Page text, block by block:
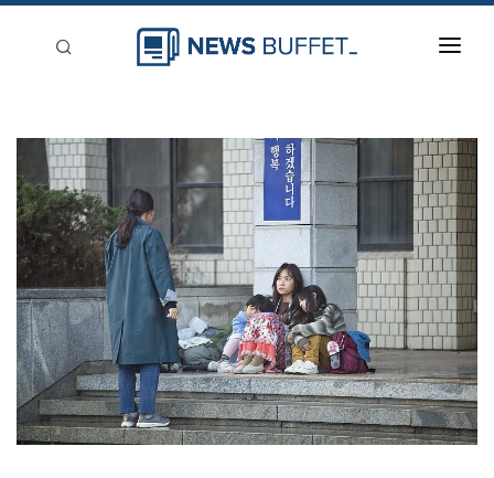
新聞稿分類
登入
刊登